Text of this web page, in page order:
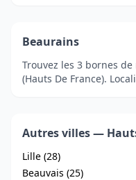
Beaurains
Trouvez les 3 bornes
(Hauts De France).
Autres villes —
Lille (28)
Beauvais (25)